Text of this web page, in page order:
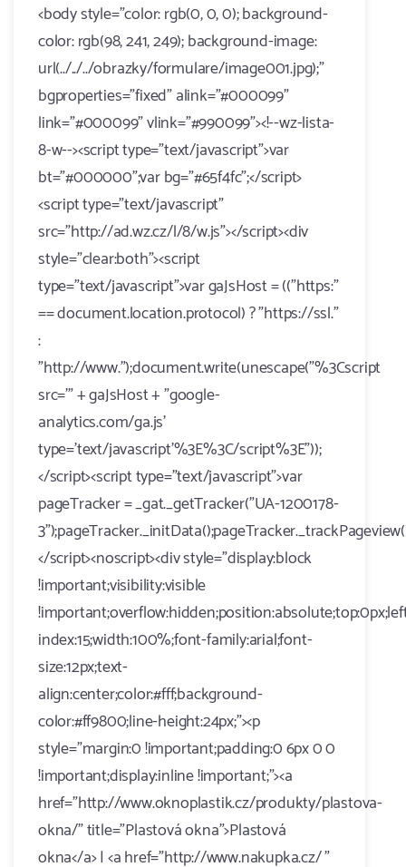
<body style="color: rgb(0, 0, 0); background-
color: rgb(98, 241, 249); background-image:
url(../../../obrazky/formulare/image001.jpg);"
bgproperties="fixed" alink="#000099"
link="#000099" vlink="#990099"><!--wz-lista-
8-w--><script type="text/javascript">var
bt="#000000";var bg="#65f4fc";</script>
<script type="text/javascript"
src="http://ad.wz.cz/l/8/w.js"></script><div
style="clear:both"><script
type="text/javascript">var gaJsHost = (("https:"
== document.location.protocol) ? "https://ssl."
:
"http://www.");document.write(unescape("%3Cscript
src='" + gaJsHost + "google-
analytics.com/ga.js'
type='text/javascript'%3E%3C/script%3E"));
</script><script type="text/javascript">var
pageTracker = _gat._getTracker("UA-1200178-
</script><noscript><div style="display:block
!important;visibility:visible
index:15;width:100%;font-family:arial;font-
size:12px;text-
align:center;color:#fff;background-
color:#ff9800;line-height:24px;"><p
style="margin:0 !important;padding:0 6px 0 0
!important;display:inline !important;"><a
href="http://www.oknoplastik.cz/produkty/plastova-
okna/" title="Plastová okna">Plastová
okna</a> | <a href="http://www.nakupka.cz/ "